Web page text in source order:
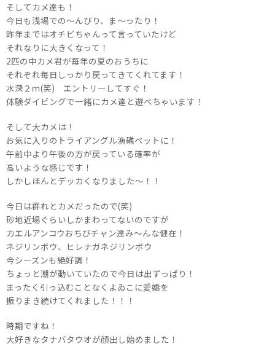
そしてカメ達も！
今日も浅場での～んびり、ま～ったり！
昨年まではオチビちゃんって言っていたけど
それなりに大きくなって！
2匹の中カメ君が毎年の夏のおうちに
それぞれ毎日しっかり戻ってきてくれてます！
水深２ｍ(笑) エントリーしてすぐ！
体験ダイビングで一緒にカメ達と遊べちゃいます！
そして大カメは！
お気に入りのトライアングル漁礁ベットに！
午前中より午後の方が戻っている確率が
高いような感じです！
しかしほんとデッカくなりました～！！
今日は群れとカメだったので(笑)
砂地近場ぐらいしかまわってないのですが
カエルアンコウおちびチャン達み～んな健在！
ネジリンボウ、ヒレナガネジリンボウ
今シーズンも絶好調！
ちょっと潮が動いていたので今日は出ずっぱり！
まったく引っ込むことなくよゐこに愛嬌を
振りまき続けてくれました！！！
時期ですね！
大好きなタナバタウオが顔出し始めました！